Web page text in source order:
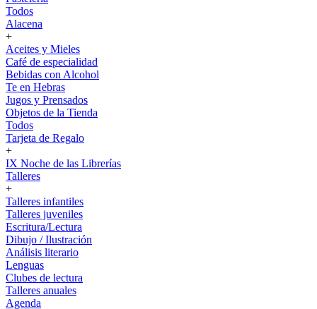
Todos
Alacena
+
Aceites y Mieles
Café de especialidad
Bebidas con Alcohol
Te en Hebras
Jugos y Prensados
Objetos de la Tienda
Todos
Tarjeta de Regalo
+
IX Noche de las Librerías
Talleres
+
Talleres infantiles
Talleres juveniles
Escritura/Lectura
Dibujo / Ilustración
Análisis literario
Lenguas
Clubes de lectura
Talleres anuales
Agenda